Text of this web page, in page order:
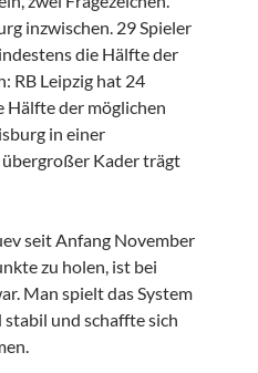
inzwischen. 29 Spieler
die Hälfte der
RB Leipzig hat 24
Hälfte der möglichen
in einer
Kader trägt
seit Anfang November
zu holen, ist bei
Man spielt das System
und schaffte sich